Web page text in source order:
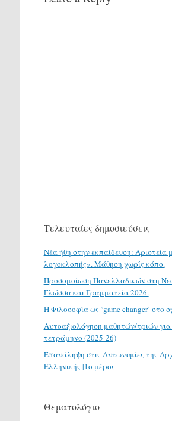
Τελευταίες δημοσιεύσεις
Νέα ήθη στην εκπαίδευση: Αριστεία
λογοκλοπής». Μάθηση χωρίς κόπο.
Προσομοίωση Πανελλαδικών στη
Γλώσσα και Γραμματεία 2026.
H Φιλοσοφία ως ‘game changer’ στο
Αυτοαξιολόγηση μαθητών/τριών για
τετράμηνο (2025-26)
Επανάληψη στις Αντωνυμίες της
Ελληνικής |1ο μέρος
Θεματολόγιο